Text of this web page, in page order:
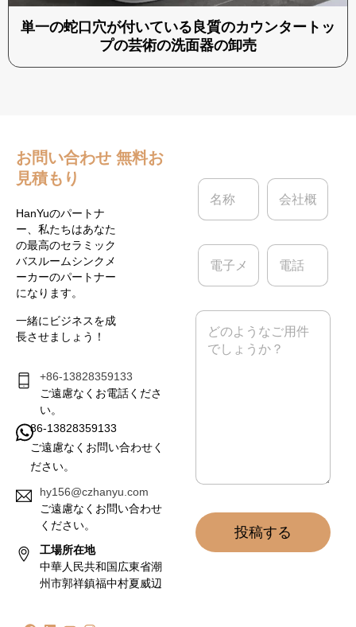
単一の蛇口穴が付いている良質のカウンタートッ
プの芸術の洗面器の卸売
お問い合わせ 無料お
見積もり
HanYuのパートナ
ー、私たちはあなた
の最高のセラミック
バスルームシンクメ
ーカーのパートナー
になります。
一緒にビジネスを成
長させましょう！
+86-13828359133
ご遠慮なくお電話くださ
い。
86-13828359133
ご遠慮なくお問い合わせく
ださい。
hy156@czhanyu.com
ご遠慮なくお問い合わせ
ください。
工場所在地
中華人民共和国広東省潮
州市郭祥鎮福中村夏威辺
名
*
会
概
電
メ
ル
電
メ
投稿する